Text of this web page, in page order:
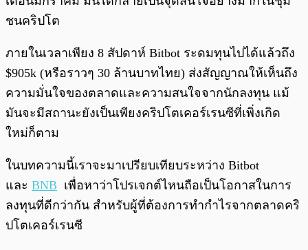
ชนคริปโต
ภายในเวลาเพียง 8 สัปดาห์ Bitbot ระดมทุนไปได้แล้วถึง
$905k (หรือราวๆ 30 ล้านบาทไทย) ส่งสัญญาณให้เห็นถึง
ความมั่นใจของตลาดและความสนใจจากนักลงทุน แม้
มันจะมีสถานะยังเป็นเพียงคริปโตเคอร์เรนซีที่เพิ่งเกิด
ใหม่ก็ตาม
ในบทความนี้เราจะมาเปรียบเทียบระหว่าง Bitbot
และ BNB เพื่อหาว่าโปรเจกต์ไหนถือเป็นโอกาสในการ
ลงทุนที่ดีกว่ากัน สำหรับผู้ที่ต้องการทำกำไรจากตลาดคริ
ปโตเคอร์เรนซี